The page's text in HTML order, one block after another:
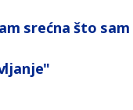
srećna što sam